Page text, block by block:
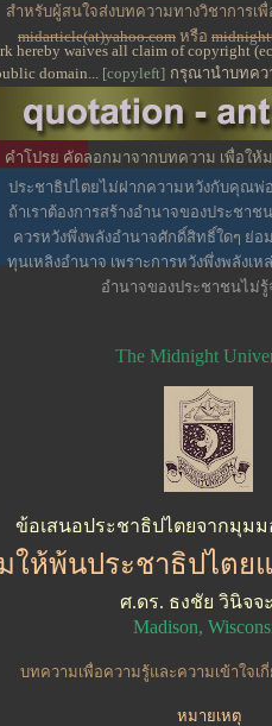
สำหรับผู้สนใจส่งบทความทางวิชาการ
midarticle(at)yahoo.com หรือ
hereby waives all claim of copyright
domain... [copyleft] กรุณานำบทคว
The Midnight
ข้อเสนอประชาธิปไตยจากมุมม
ให้พ้นประชาธิปไตย
ศ.ดร. ธงชัย วินิจจ
Madison,
บทความเพื่อความรู้และความเข้าใจเ
หมายเหตุ
คำโปรย คัดลอกมาจากบทความ เพื่อให้
น่าสนใจบางส่วน
ประชาธิปไตยไม่ฝากความหวังกับคุณพ่
ถ้าเราต้องการสร้างอำนาจของประชา
ควรหวังพึ่งพลังอำนาจศักดิ์สิทธิ์ใดๆ ย่อ
ทุนเหลิงอำนาจ เพราะการหวังพึ่งพลังเ
อำนาจของประชาชนไม่รู้